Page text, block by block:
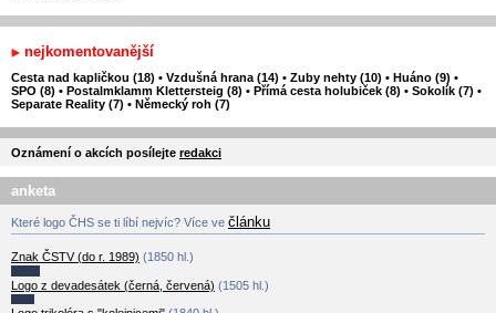
nejkomentovanější
Cesta nad kapličkou (18) • Vzdušná hrana (14) • Zuby nehty (10) • Huáno (9) •
SPO (8) • Postalmklamm Klettersteig (8) • Přímá cesta holubiček (8) • Sokolík (7) •
Separate Reality (7) • Německý roh (7)
Oznámení o akcích posílejte redakci
anketa
Které logo ČHS se ti líbí nejvíc? Více ve článku
Znak ČSTV (do r. 1989) (1850 hl.)
Logo z devadesátek (černá, červená) (1505 hl.)